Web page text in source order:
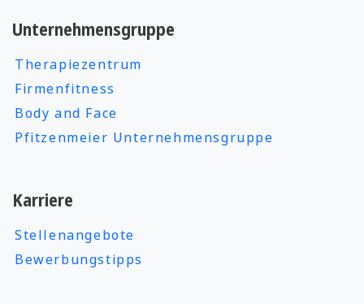
Unternehmensgruppe
Therapiezentrum
Firmenfitness
Body and Face
Pfitzenmeier Unternehmensgruppe
Karriere
Stellenangebote
Bewerbungstipps